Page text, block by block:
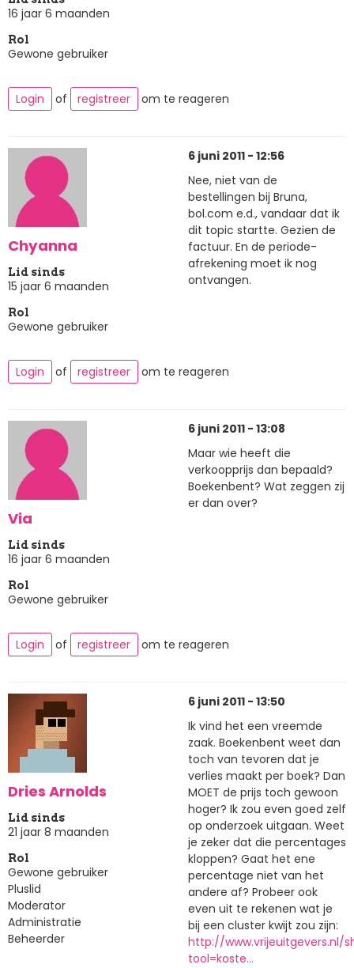
16 jaar 6 maanden
Rol
Gewone gebruiker
Login of registreer om te reageren
Chyanna
Lid sinds
15 jaar 6 maanden
Rol
Gewone gebruiker
6 juni 2011 - 12:56
Nee, niet van de
bestellingen bij Bruna,
bol.com e.d., vandaar dat ik
dit topic startte. Gezien de
factuur. En de periode-
afrekening moet ik nog
ontvangen.
Login of registreer om te reageren
Via
Lid sinds
16 jaar 6 maanden
Rol
Gewone gebruiker
6 juni 2011 - 13:08
Maar wie heeft die
verkoopprijs dan bepaald?
Boekenbent? Wat zeggen zij
er dan over?
Login of registreer om te reageren
Dries Arnolds
Lid sinds
21 jaar 8 maanden
Rol
Gewone gebruiker
Pluslid
Moderator
Administratie
Beheerder
6 juni 2011 - 13:50
Ik vind het een vreemde
zaak. Boekenbent weet dan
toch van tevoren dat je
verlies maakt per boek? Dan
MOET de prijs toch gewoon
hoger? Ik zou even goed zelf
op onderzoek uitgaan. Weet
je zeker dat die percentages
kloppen? Gaat het ene
percentage niet van het
andere af? Probeer ook
even uit te rekenen wat je
bij een cluster kwijt zou zijn:
http://www.vrijeuitgevers.nl/
tool=koste…